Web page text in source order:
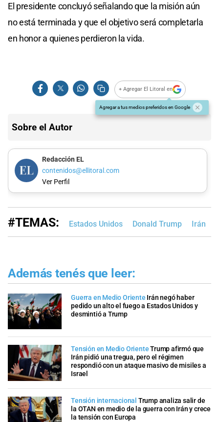
El presidente concluyó señalando que la misión aún
no está terminada y que el objetivo será completarla
en honor a quienes perdieron la vida.
+ Agregar El Litoral en
Agregar a tus medios preferidos en Google
Sobre el Autor
Redacción EL
contenidos@ellitoral.com
Ver Perfil
#TEMAS: Estados Unidos Donald Trump Irán
Además tenés que leer:
Guerra en Medio Oriente Irán negó haber
pedido un alto el fuego a Estados Unidos y
desmintió a Trump
Tensión en Medio OrienteTrump afirmó que
Irán pidió una tregua, pero el régimen
respondió con un ataque masivo de misiles a
Israel
Tensión internacional Trump analiza salir de
la OTAN en medio de la guerra con Irán y crece
la tensión con Europa